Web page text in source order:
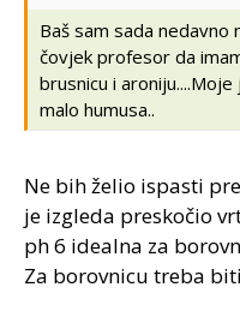
Baš sam sada nedavno
čovjek profesor da
brusnicu i
malo humusa..
Ne bih želio ispasti
je izgleda preskočio
ph 6 idealna za
Za borovnicu treba